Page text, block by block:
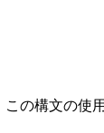
の構文の使